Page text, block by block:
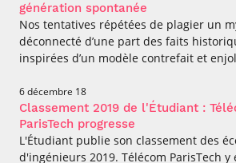
génération spontanée
Nos tentatives répétées de plagier un
déconnecté d’une part des faits
inspirées d’un modèle contrefait et
6 décembre 18
Classement 2019 de l'Étudiant :
ParisTech progresse
L'Étudiant publie son classement des
d'ingénieurs 2019. Télécom ParisTech y